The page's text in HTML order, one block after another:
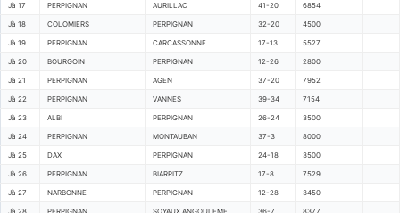
Jà 17 PERPIGNAN AURILLAC 41-20 6854
Jà 18 COLOMIERS PERPIGNAN 32-20 4500
Jà 19 PERPIGNAN CARCASSONNE 17-13 5527
Jà 20 BOURGOIN PERPIGNAN 12-26 2800
Jà 21 PERPIGNAN AGEN 37-20 7952
Jà 22 PERPIGNAN VANNES 39-34 7154
Jà 23 ALBI PERPIGNAN 26-24 3500
Jà 24 PERPIGNAN MONTAUBAN 37-3 8000
Jà 25 DAX PERPIGNAN 24-18 3500
Jà 26 PERPIGNAN BIARRITZ 17-8 7529
Jà 27 NARBONNE PERPIGNAN 12-28 3450
Jà 28 PERPIGNAN SOYAUX ANGOULEME 36-7 8377